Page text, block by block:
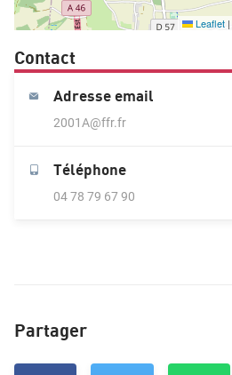
Leaflet |
Contact
Adresse email
2001A@ffr.fr
Téléphone
04 78 79 67 90
Partager